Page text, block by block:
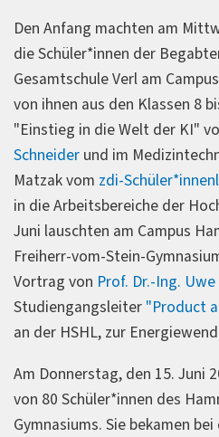
Den Anfang machten am
die Schüler*innen der
Gesamtschule Verl am
von ihnen aus den Klassen 8
"Einstieg in die Welt der KI"
Schneider und im
Matzak vom zdi-
in die Arbeitsbereiche der
Juni lauschten am Campus
Freiherr-vom-Stein-
Vortrag von Prof. Dr.-Ing.
Studiengangsleiter "Product
an der HSHL, zur
Am Donnerstag, den 15. Juni
von 80 Schüler*innen des
Gymnasiums. Sie bekamen